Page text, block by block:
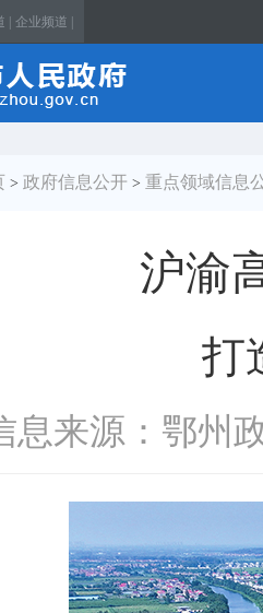
| 企业频道 |
> 政府信息公开 > 重点领域信息
沪渝
打
息来源：鄂州